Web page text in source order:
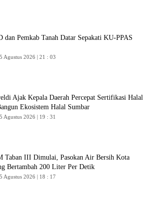
dan Pemkab Tanah Datar Sepakati KU-PPAS
Agustus 2026 | 21 : 03
Ajak Kepala Daerah Percepat Sertifikasi Halal
Ekosistem Halal Sumbar
Agustus 2026 | 19 : 31
Taban III Dimulai, Pasokan Air Bersih Kota
Bertambah 200 Liter Per Detik
Agustus 2026 | 18 : 17